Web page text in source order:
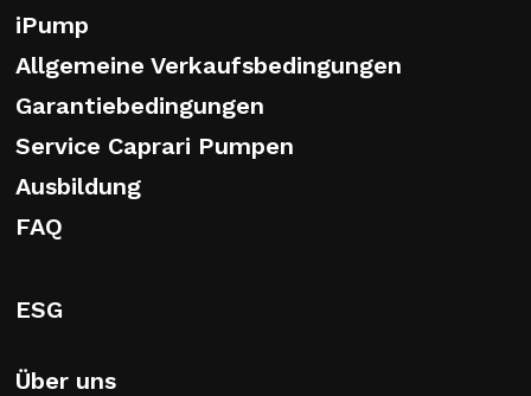
iPump
Allgemeine Verkaufsbedingungen
Garantiebedingungen
Service Caprari Pumpen
Ausbildung
FAQ
ESG
Über uns